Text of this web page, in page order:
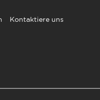
Kontaktiere uns